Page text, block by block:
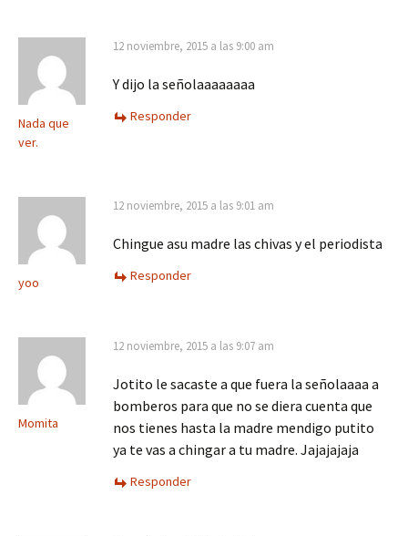
Nada que
ver.
12 noviembre, 2015 a las 9:00 am
Y dijo la señolaaaaaaaa
Responder
yoo
12 noviembre, 2015 a las 9:01 am
Chingue asu madre las chivas y el periodista
Responder
Momita
12 noviembre, 2015 a las 9:07 am
Jotito le sacaste a que fuera la señolaaaa a
bomberos para que no se diera cuenta que
nos tienes hasta la madre mendigo putito
ya te vas a chingar a tu madre. Jajajajaja
Responder